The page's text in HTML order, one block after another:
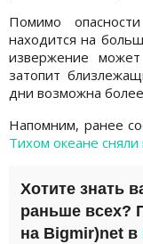
Помимо
находится на
извержение
затопит
дни возможна
Напомним, ранее
Тихом океане сняли
Хотите знать
раньше всех?
на Bigmir)net в